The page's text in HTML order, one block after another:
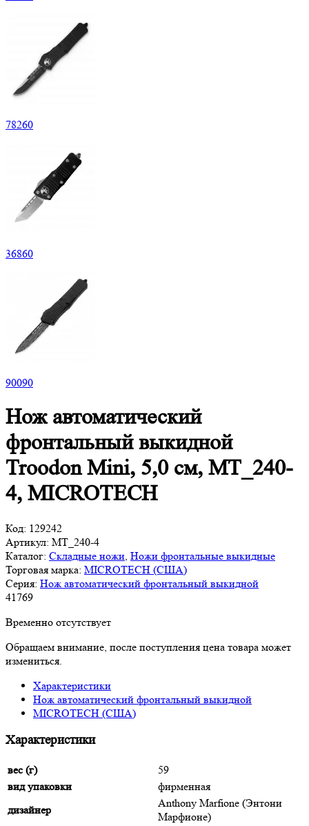
78260
36860
90090
Нож автоматический
фронтальный выкидной
Troodon Mini, 5,0 см, MT_240-
4, MICROTECH
Код: 129242
Артикул: MT_240-4
Каталог: Складные ножи Ножи фронтальные выкидные
Торговая марка: MICROTECH (США)
Серия: Нож автоматический фронтальный выкидной
41769
Временно отсутствует
Обращаем внимание, после поступления цена товара может
измениться.
Характеристики
Нож автоматический фронтальный выкидной
MICROTECH (США)
Характеристики
вес (г)
59
вид упаковки
фирменная
дизайнер
Anthony Marfione (Энтони
Марфионе)